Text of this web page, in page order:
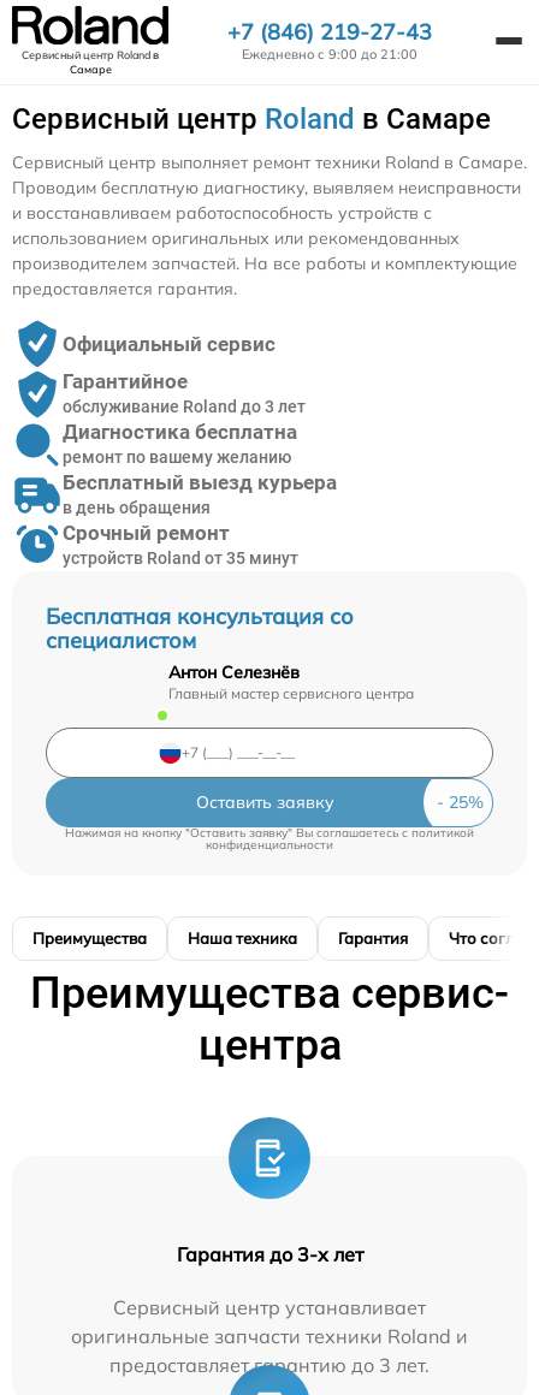
Сервисный центр Rolandв
Самаре
+7 (846) 219-27-43
Ежедневно с 9:00 до 21:00
Сервисный центр Roland в Самаре
Бесплатная консультация со
специалистом
Антон Селезнёв
Главный мастер сервисного центра
Оставить заявку
Нажимая на кнопку "Оставить заявку" Вы соглашаетесь cполитикой
конфиденциальности
Сервисный центр выполняет ремонт техники Roland в Самаре.
Проводим бесплатную диагностику, выявляем неисправности
и восстанавливаем работоспособность устройств с
использованием оригинальных или рекомендованных
производителем запчастей. На все работы и комплектующие
предоставляется гарантия.
Официальный сервис
Гарантийное
обслуживание Roland до 3 лет
Диагностика бесплатна
ремонт по вашему желанию
Бесплатный выезд курьера
в день обращения
Срочный ремонт
устройств Roland от 35 минут
Преимущества Наша техника Гарантия Что
Преимущества сервис-
центра
Гарантия до 3-х лет
Сервисный центр устанавливает
оригинальные запчасти техники Roland и
предоставляет гарантию до 3 лет.